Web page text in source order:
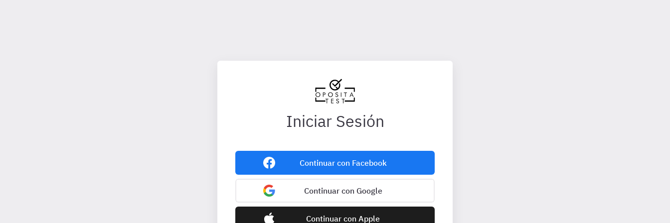
Iniciar Sesión
Continuar con Facebook
Continuar con Google
Continuar con Apple